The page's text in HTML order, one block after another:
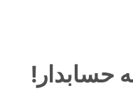
حسابدار!